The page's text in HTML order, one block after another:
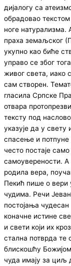
дијалогу са
обрадовао
ноге натурализма.
праха земаљског
укупно као биће
управо се због
живог света, иако
сам створен.
гласила Српске
отвара
тексту под
указује да у
спасење и
често постаје
самоуверености. А
родила вера,
Пекић пише о вери
чудима. Речи
постојања
коначне истине
и свети који их
стална потврда те
блискошћу
чуда имају за циљ